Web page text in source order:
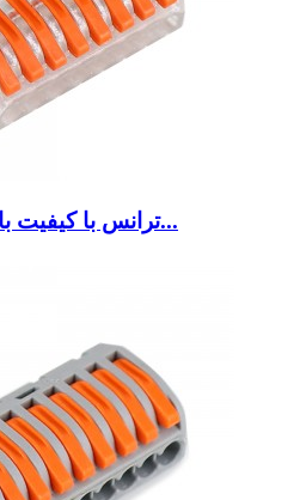
PCT-218T ترانس با کیفیت بالا...